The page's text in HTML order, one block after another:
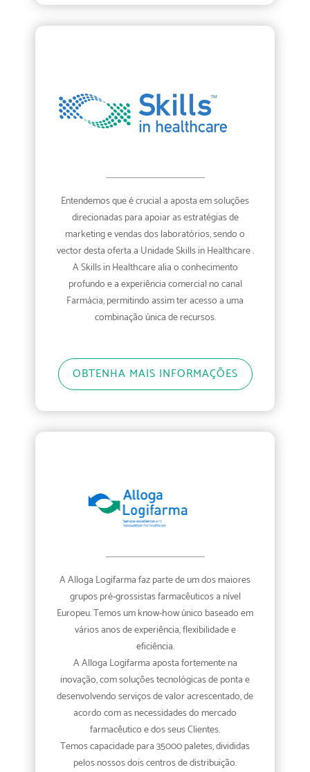
Entendemos que é crucial a aposta em soluções
direcionadas para apoiar as estratégias de
marketing e vendas dos laboratórios, sendo o
vector desta oferta a Unidade Skills in Healthcare .
A Skills in Healthcare alia o conhecimento
profundo e a experiência comercial no canal
Farmácia, permitindo assim ter acesso a uma
combinação única de recursos.
OBTENHA MAIS INFORMAÇÕES
A Alloga Logifarma faz parte de um dos maiores
grupos pré-grossistas farmacêuticos a nível
Europeu. Temos um know-how único baseado em
vários anos de experiência, flexibilidade e
eficiência.
A Alloga Logifarma aposta fortemente na
inovação, com soluções tecnológicas de ponta e
desenvolvendo serviços de valor acrescentado, de
acordo com as necessidades do mercado
farmacêutico e dos seus Clientes.
Temos capacidade para 35000 paletes, divididas
pelos nossos dois centros de distribuição.